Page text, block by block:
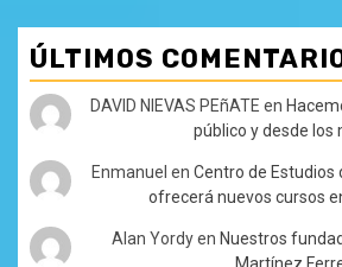
ÚLTIMOS
DAVID NIEVAS PEñATE en
público y desde los
Enmanuel enCentro de Estudios
ofrecerá nuevos cursos
Alan Yordyen Nuestros